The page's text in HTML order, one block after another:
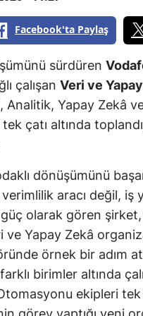
Facebook'ta Paylaş
sürdüren
çalışan Veri ve
Analitik, Yapay Zekâ
çatı altında
dönüşümünü
aracı değil, iş
olarak gören
ve Yapay Zekâ
örnek bir adım
birimler altında
ekipleri tek